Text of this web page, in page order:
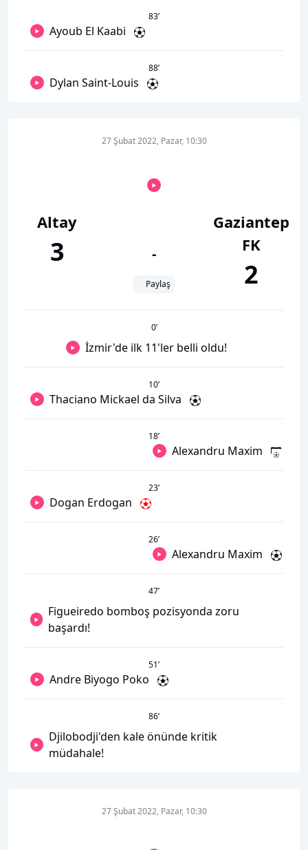
83’
Ayoub El Kaabi
88’
Dylan Saint-Louis
Altay
3
27 Şubat 2022, Pazar, 10:30
-
Paylaş
Gaziantep
FK
2
0’
İzmir'de ilk 11'ler belli oldu!
10’
Thaciano Mickael da Silva
18’
Alexandru Maxim
23’
Dogan Erdogan
26’
Alexandru Maxim
47’
Figueiredo bomboş pozisyonda zoru
başardı!
51’
Andre Biyogo Poko
86’
Djilobodji'den kale önünde kritik
müdahale!
27 Şubat 2022, Pazar, 10:30